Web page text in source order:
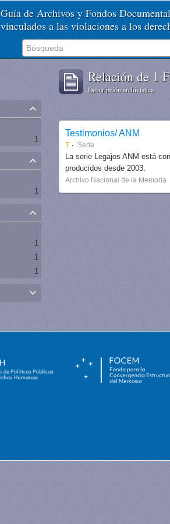
Guía de Archivos y Fondos
vinculados a las violaciones a los
1
1
1
1
1
Relación de 1
Descripción archivística
Testimonios/ ANM
T Serie
La serie Legajos ANM está
producidos desde 2003.
Archivo Nacional de la Memoria